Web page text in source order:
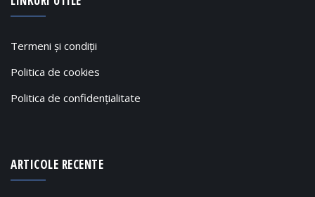
Termeni și condiții
Politica de cookies
Politica de confidențialitate
ARTICOLE RECENTE